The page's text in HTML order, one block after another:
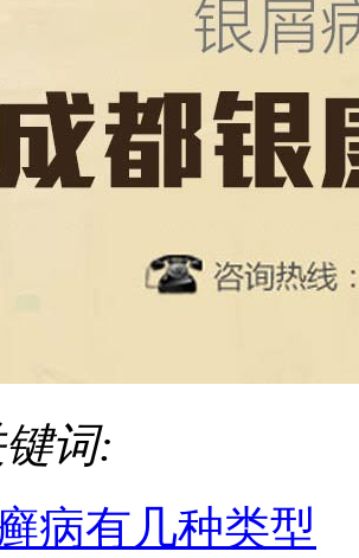
词:
病有几种类型